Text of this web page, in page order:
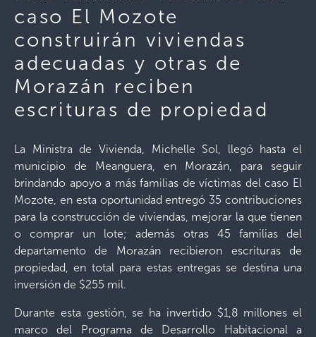
caso El Mozote
construirán viviendas
adecuadas y otras de
Morazán reciben
escrituras de propiedad
La Ministra de Vivienda, Michelle Sol, llegó hasta el
municipio de Meanguera, en Morazán, para seguir
brindando apoyo a más familias de víctimas del caso El
Mozote, en esta oportunidad entregó 35 contribuciones
para la construcción de viviendas, mejorar la que tienen
o comprar un lote; además otras 45 familias del
departamento de Morazán recibieron escrituras de
propiedad, en total para estas entregas se destina una
inversión de $255 mil.
Durante esta gestión, se ha invertido $1,8 millones el
marco del Programa de Desarrollo Habitacional a